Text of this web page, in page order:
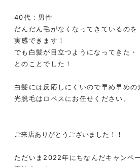
40代：男性
だんだん毛がなくなってきているのを
実感できます！
でも白髪が目立つようになってきた・
とのことでした！
白髪には反応しにくいので早め早めの
光脱毛はロペスにお任せください。
ご来店ありがとうございました！！
ただいま2022年にちなんだキャンペ